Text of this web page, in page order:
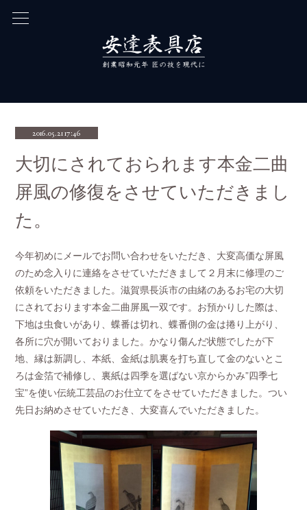
2016.05.21 17:46
大切にされておられます本金二曲
屏風の修復をさせていただきまし
た。
今年初めにメールでお問い合わせをいただき、大変高価な屏風
のため念入りに連絡をさせていただきまして２月末に修理のご
依頼をいただきました。滋賀県長浜市の由緒のあるお宅の大切
にされております本金二曲屏風一双です。お預かりした際は、
下地は虫食いがあり、蝶番は切れ、蝶番側の金は捲り上がり、
各所に穴が開いておりました。かなり傷んだ状態でしたが下
地、縁は新調し、本紙、金紙は肌裏を打ち直して金のないとこ
ろは金箔で補修し、裏紙は四季を選ばない京からかみ”四季七
宝”を使い伝統工芸品のお仕立てをさせていただきました。つい
先日お納めさせていただき、大変喜んでいただきました。